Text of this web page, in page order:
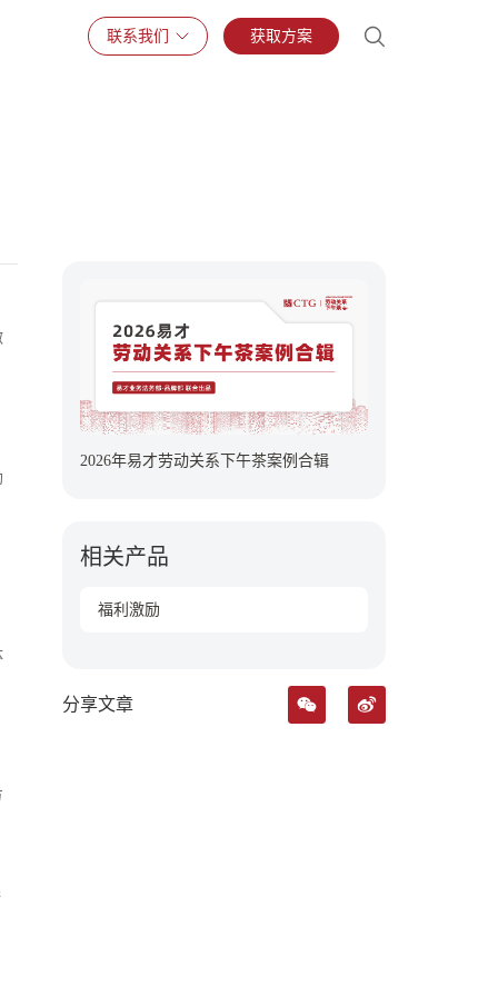
联系我们 获取方案
2026年易才劳动关系下午茶案例合辑
相关产品
福利激励
分享文章